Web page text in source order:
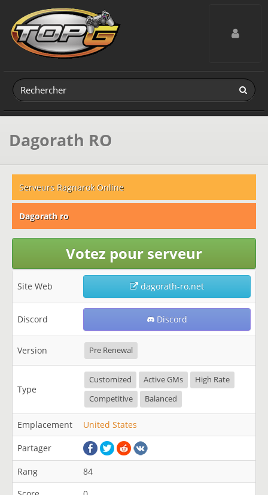
Toggle
Dagorath RO
Serveurs Ragnarok Online
Dagorath ro
Votez pour serveur
Site Web dagorath-ro.net
Discord Discord
Version Pre Renewal
Type
Customized Active GMs
High Rate
Competitive
Balanced
Emplacement United States
Partager
Rang
84